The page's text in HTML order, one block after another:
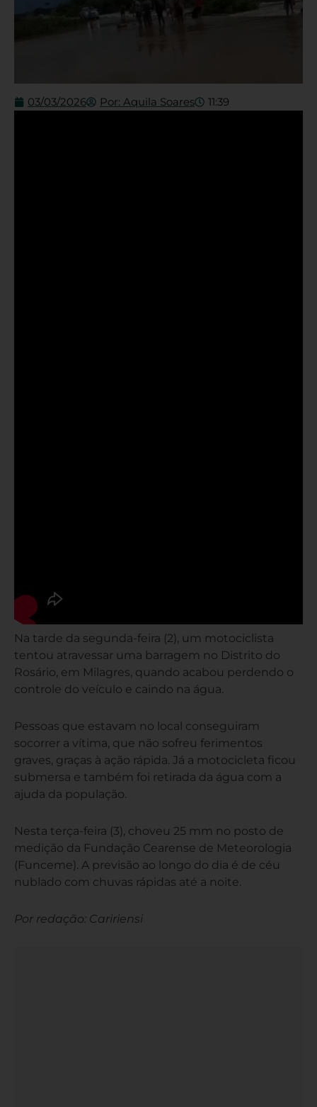
03/03/2026 Por: Aquila Soares 11:39
Na tarde da segunda-feira (2), um motociclista
tentou atravessar uma barragem no Distrito do
Rosário, em Milagres, quando acabou perdendo o
controle do veículo e caindo na água.
Pessoas que estavam no local conseguiram
socorrer a vítima, que não sofreu ferimentos
graves, graças à ação rápida. Já a motocicleta ficou
submersa e também foi retirada da água com a
ajuda da população.
Nesta terça-feira (3), choveu 25 mm no posto de
medição da Fundação Cearense de Meteorologia
(Funceme). A previsão ao longo do dia é de céu
nublado com chuvas rápidas até a noite.
Por redação: Caririensi